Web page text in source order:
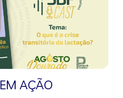
AÇÃO